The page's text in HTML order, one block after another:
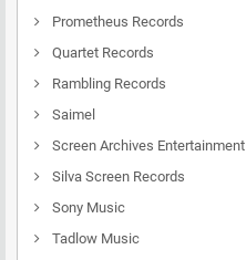
Prometheus Records
Quartet Records
Rambling Records
Saimel
Screen Archives Entertainment
Silva Screen Records
Sony Music
Tadlow Music